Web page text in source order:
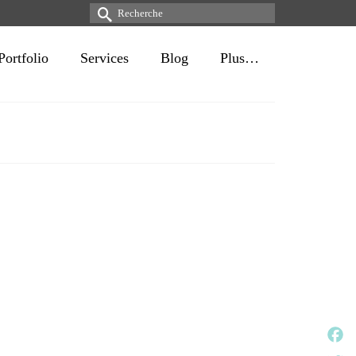
Rechercher :
Services Blog Plus…